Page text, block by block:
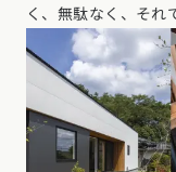
く、無駄なく、それ